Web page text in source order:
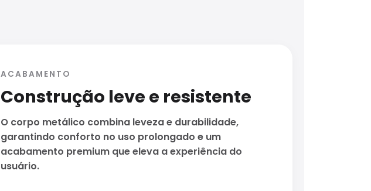
ACABAMENTO
Construção leve e resistente
O corpo metálico combina leveza e durabilidade,
garantindo conforto no uso prolongado e um
acabamento premium que eleva a experiência do
usuário.